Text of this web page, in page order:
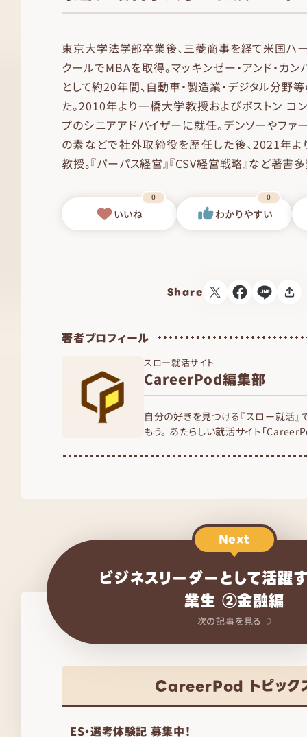
東京大学法学部卒業後、三菱商事を経て米国ハー
クールでMBAを取得。マッキンゼー・アンド・カ
として約20年間、自動車・製造業・デジタル分野
た。2010年より一橋大学教授およびボストン コ
プのシニアアドバイザーに就任。デンソーやファ
の素などで社外取締役を歴任した後、2021年
教授。『パーパス経営』『CSV経営戦略』など著書多
いいね
0
わかりやすい
0
Share
著者プロフィール
スロー就活サイト
CareerPod編集部
自分の好きを見つける『スロー就活』
もう。 あたらしい就活サイト「
Next
ビジネスリーダーとして活躍
業生 ②金融編
次の記事を見る
CareerPod トピック
ES・選考体験記 募集中！